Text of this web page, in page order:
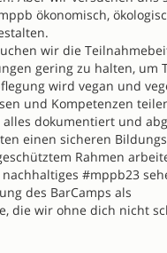
ökonomisch,
wir die
gering zu halten, um
wird vegan und
und Kompetenzen
alles dokumentiert und
einen sicheren
Rahmen
#mppb23
des BarCamps als
die wir ohne dich nicht